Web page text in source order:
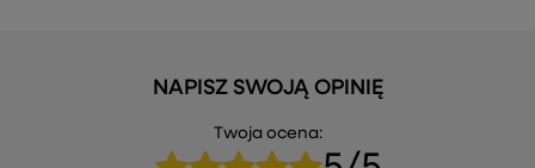
NAPISZ SWOJĄ OPINIĘ
Twoja ocena: